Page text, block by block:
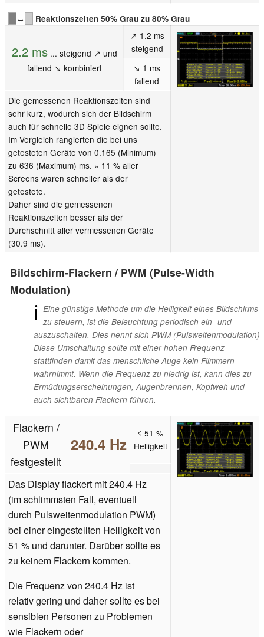
↔ Reaktionszeiten 50% Grau zu 80% Grau
2.2 ms... steigend ↗ und
fallend ↘ kombiniert
↗ 1.2 ms
steigend
↘ 1 ms
fallend
Die gemessenen Reaktionszeiten sind
sehr kurz, wodurch sich der Bildschirm
auch für schnelle 3D Spiele eignen sollte.
Im Vergleich rangierten die bei uns
getesteten Geräte von 0.165 (Minimum)
zu 636 (Maximum) ms. » 11 % aller
Screens waren schneller als der
getestete.
Daher sind die gemessenen
Reaktionszeiten besser als der
Durchschnitt aller vermessenen Geräte
(30.9 ms).
Bildschirm-Flackern / PWM (Pulse-Width
Modulation)
ℹ Eine günstige Methode um die Helligkeit eines Bildschirms
zu steuern, ist die Beleuchtung periodisch ein- und
auszuschalten. Dies nennt sich PWM (Pulsweitenmodulation)
Diese Umschaltung sollte mit einer hohen Frequenz
stattfinden damit das menschliche Auge kein Flimmern
wahrnimmt. Wenn die Frequenz zu niedrig ist, kann dies zu
Ermüdungserscheinungen, Augenbrennen, Kopfweh und
auch sichtbaren Flackern führen.
Flackern /
PWM
festgestellt
240.4 Hz
≤ 51 %
Helligkeit
Das Display flackert mit 240.4 Hz
(im schlimmsten Fall, eventuell
durch Pulsweitenmodulation PWM)
bei einer eingestellten Helligkeit von
51 % und darunter. Darüber sollte es
zu keinem Flackern kommen.
Die Frequenz von 240.4 Hz ist
relativ gering und daher sollte es bei
sensiblen Personen zu Problemen
wie Flackern oder